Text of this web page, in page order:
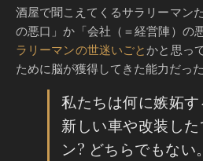
酒屋で聞こえてくるサラリーマン
の悪口」か「会社（＝経営陣）の
ラリーマンの世迷いごと かと思っ
ために脳が獲得してきた能力だっ
私たちは何に嫉妬す
新しい車や改装し
ン? どちらでもない